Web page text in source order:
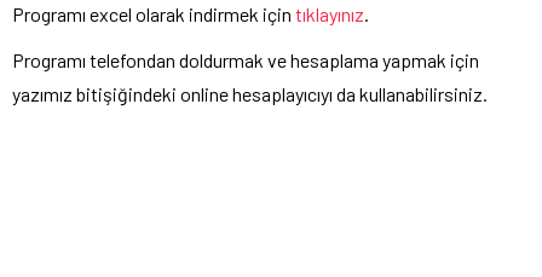
Programı excel olarak indirmek için tıklayınız
Programı telefondan doldurmak ve hesaplama yapmak için
yazımız bitişiğindeki online hesaplayıcıyı da kullanabilirsiniz.